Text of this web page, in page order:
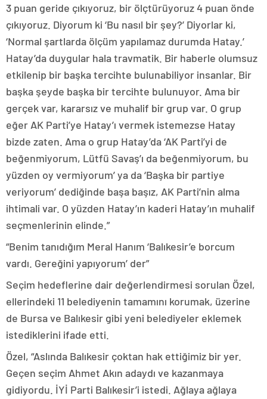
3 puan geride çıkıyoruz, bir ölçtürüyoruz 4 puan önde
çıkıyoruz. Diyorum ki ‘Bu nasıl bir şey?’ Diyorlar ki,
‘Normal şartlarda ölçüm yapılamaz durumda Hatay.’
Hatay’da duygular hala travmatik. Bir haberle olumsuz
etkilenip bir başka tercihte bulunabiliyor insanlar. Bir
başka şeyde başka bir tercihte bulunuyor. Ama bir
gerçek var, kararsız ve muhalif bir grup var. O grup
eğer AK Parti’ye Hatay’ı vermek istemezse Hatay
bizde zaten. Ama o grup Hatay’da ‘AK Parti’yi de
beğenmiyorum, Lütfü Savaş’ı da beğenmiyorum, bu
yüzden oy vermiyorum’ ya da ‘Başka bir partiye
veriyorum’ dediğinde başa başız, AK Parti’nin alma
ihtimali var. O yüzden Hatay’ın kaderi Hatay’ın muhalif
seçmenlerinin elinde.”
“Benim tanıdığım Meral Hanım ‘Balıkesir’e borcum
vardı. Gereğini yapıyorum’ der”
Seçim hedeflerine dair değerlendirmesi sorulan Özel,
ellerindeki 11 belediyenin tamamını korumak, üzerine
de Bursa ve Balıkesir gibi yeni belediyeler eklemek
istediklerini ifade etti.
Özel, “Aslında Balıkesir çoktan hak ettiğimiz bir yer.
Geçen seçim Ahmet Akın adaydı ve kazanmaya
gidiyordu. İYİ Parti Balıkesir’i istedi. Ağlaya ağlaya